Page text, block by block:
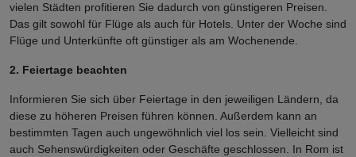
vielen Städten profitieren Sie dadurch von günstigeren Preisen.
Das gilt sowohl für Flüge als auch für Hotels. Unter der Woche sind
Flüge und Unterkünfte oft günstiger als am Wochenende.
2. Feiertage beachten
Informieren Sie sich über Feiertage in den jeweiligen Ländern, da
diese zu höheren Preisen führen können. Außerdem kann an
bestimmten Tagen auch ungewöhnlich viel los sein. Vielleicht sind
auch Sehenswürdigkeiten oder Geschäfte geschlossen. In Rom ist